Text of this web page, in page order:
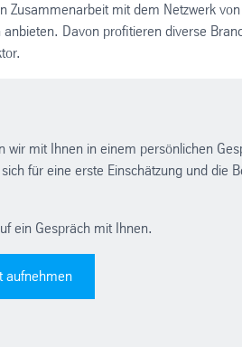
Zusammenarbeit mit dem Netzwerk
anbieten. Davon profitieren diverse
wir mit Ihnen in einem persönlichen
für eine erste Einschätzung und
ein Gespräch mit Ihnen.
aufnehmen